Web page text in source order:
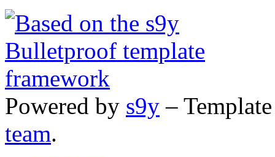
Powered by s9y –
team.